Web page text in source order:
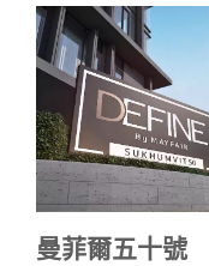
曼菲爾五十號